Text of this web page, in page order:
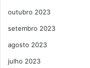
outubro 2023
setembro 2023
agosto 2023
julho 2023